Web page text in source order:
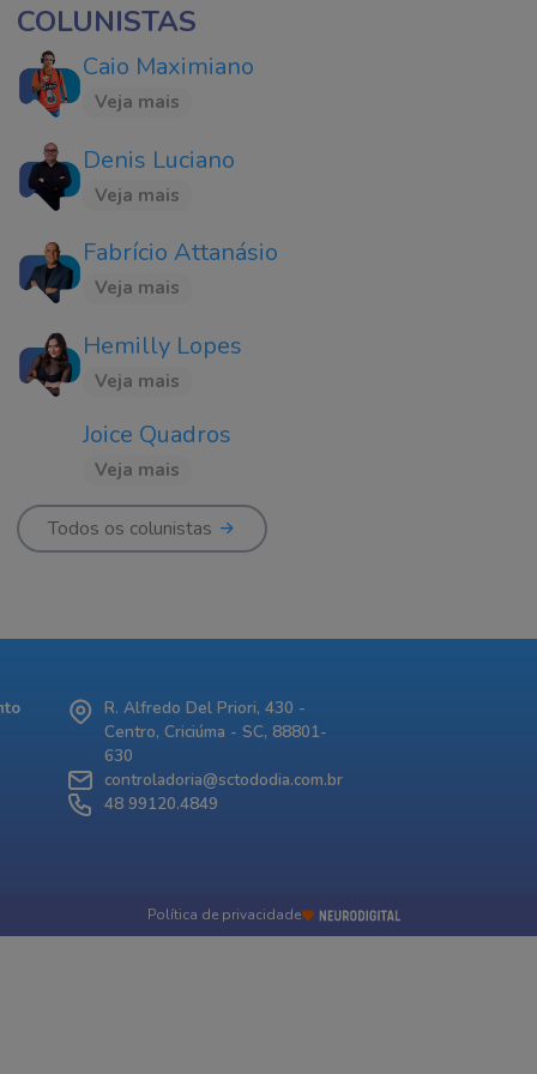
COLUNISTAS
Caio Maximiano
Veja mais
Denis Luciano
Veja mais
Fabrício Attanásio
Veja mais
Hemilly Lopes
Veja mais
Joice Quadros
Veja mais
Todos os colunistas
R. Alfredo Del Priori, 430 -
Centro, Criciúma - SC, 88801-
630
controladoria@sctododia.com.br
48 99120.4849
Política de privacidade